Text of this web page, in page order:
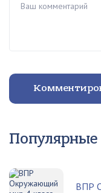
Популярные
ВПР